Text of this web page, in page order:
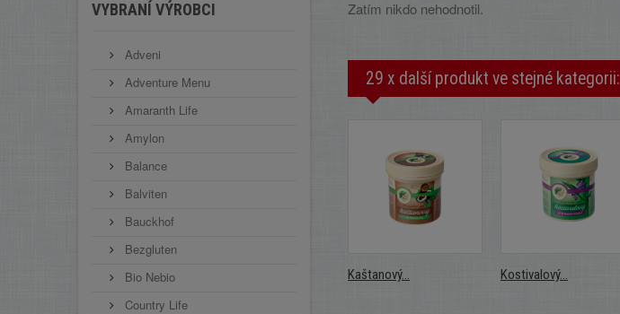
VYBRANÍ VÝROBCI
Adveni
Adventure Menu
Amaranth Life
Amylon
Balance
Balviten
Bauckhof
Bezgluten
Bio Nebio
Country Life
Zatím nikdo nehodnotil.
29 x další produkt ve stejné kategorii:
Kaštanový... Kostivalový...